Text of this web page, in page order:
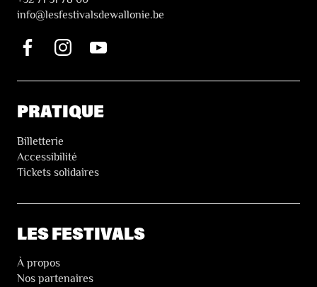
info@lesfestivalsdewallonie.be
PRATIQUE
Billetterie
Accessibilité
Tickets solidaires
LES FESTIVALS
À propos
Nos partenaires